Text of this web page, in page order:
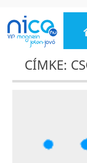
CÍMKE: